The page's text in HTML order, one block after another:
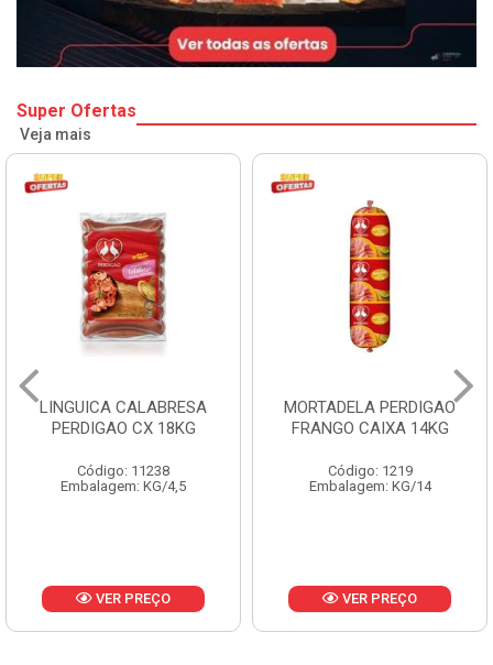
Super Ofertas
Veja mais
MORTADELA PERDIGAO
FRANGO CAIXA 14KG
Código: 1219
Embalagem: KG/14
VER PREÇO
SALSICHA HOT DOG
PERDIGAO CX 20KG
Código: 1225
Embalagem: KG/5
VER PREÇO